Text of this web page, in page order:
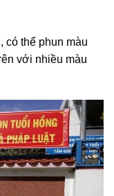
có thể phun màu
với nhiều màu